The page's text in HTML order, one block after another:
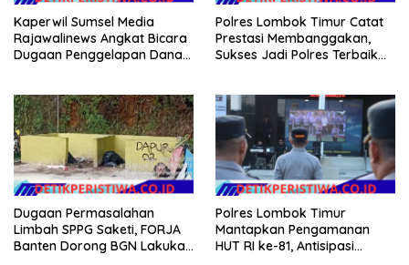
Kaperwil Sumsel Media
Rajawalinews Angkat Bicara
Dugaan Penggelapan Dana
Hilang 3 Bulan Bawa
Anggaran Pembangunan
Polres Lombok Timur Catat
Prestasi Membanggakan,
Sukses Jadi Polres Terbaik
Dugaan Permasalahan
Limbah SPPG Saketi, FORJA
Banten Dorong BGN Lakukan
Polres Lombok Timur
Mantapkan Pengamanan
HUT RI ke-81, Antisipasi